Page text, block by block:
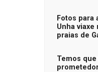
Fotos para
Unha
praias de
Temos que